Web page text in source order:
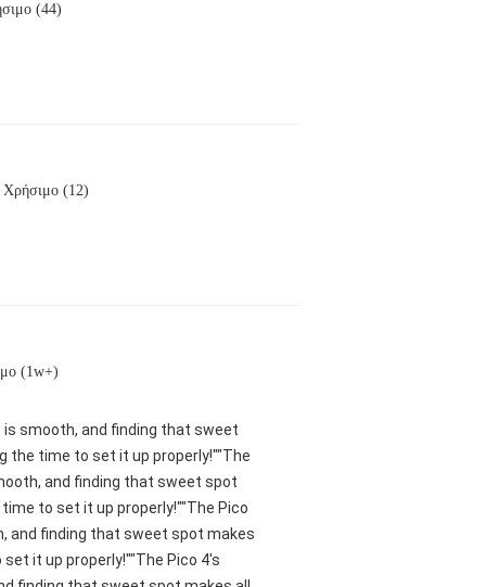
(44)
Χρήσιμο (12)
(1w+)
smooth, and finding that sweet
the time to set it up properly!""The
and finding that sweet spot
to set it up properly!""The Pico
and finding that sweet spot makes
it up properly!""The Pico 4's